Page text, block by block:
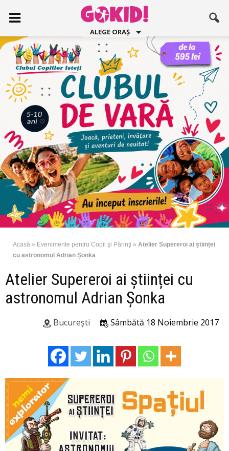
ALEGE ORAȘ
Acasă » Evenimente pentru Copii şi Părinţi » Atelier Supereroi ai științei
cu astronomul Adrian Șonka
Atelier Supereroi ai științei cu
astronomul Adrian Șonka
Sâmbătă 18 Noiembrie 2017
București